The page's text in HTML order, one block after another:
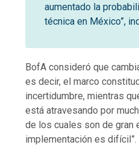
aumentado la
técnica en México”,
BofA consideró que
es decir, el marco
incertidumbre, mientras
está atravesando por
de los cuales son de gran
implementación es difícil”.